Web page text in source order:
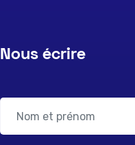
Nous écrire